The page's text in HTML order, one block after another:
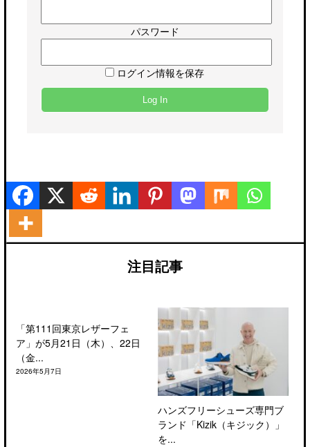
パスワード
ログイン情報を保存
注目記事
「第111回東京レザーフェ
ア」が5月21日（木）、22日
（金...
2026年5月7日
ハンズフリーシューズ専門ブ
ランド「Kizik（キジック）」
を...